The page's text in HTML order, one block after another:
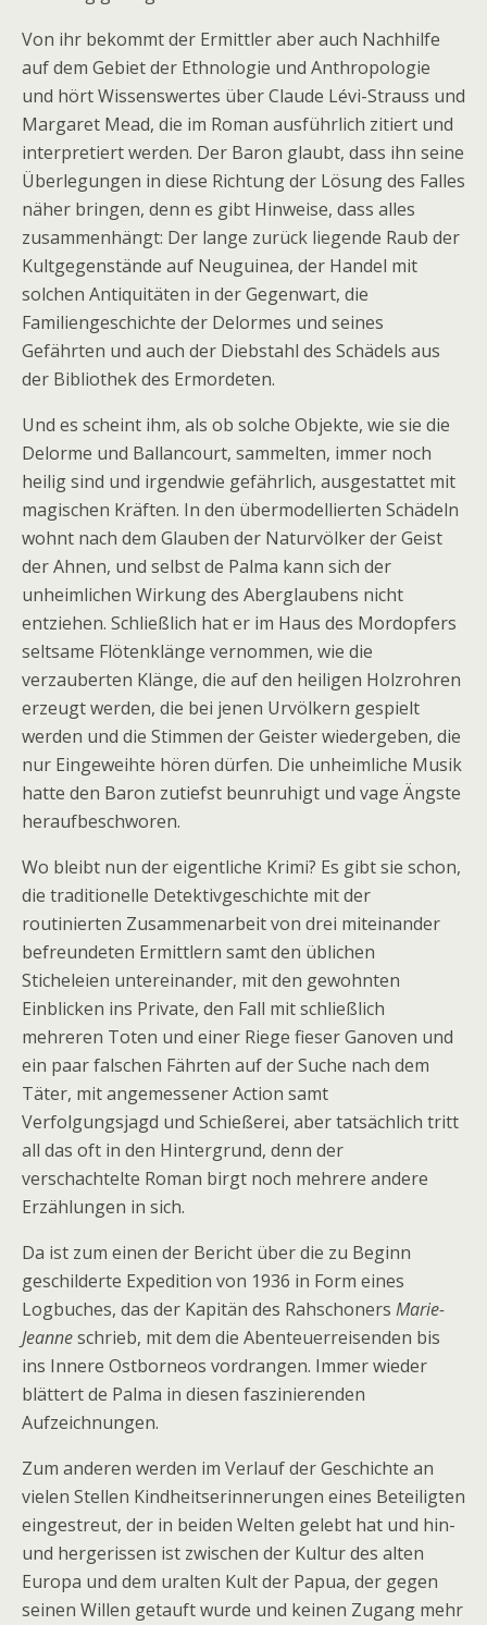
Von ihr bekommt der Ermittler aber auch Nachhilfe
auf dem Gebiet der Ethnologie und Anthropologie
und hört Wissenswertes über Claude Lévi-Strauss und
Margaret Mead, die im Roman ausführlich zitiert und
interpretiert werden. Der Baron glaubt, dass ihn seine
Überlegungen in diese Richtung der Lösung des Falles
näher bringen, denn es gibt Hinweise, dass alles
zusammenhängt: Der lange zurück liegende Raub der
Kultgegenstände auf Neuguinea, der Handel mit
solchen Antiquitäten in der Gegenwart, die
Familiengeschichte der Delormes und seines
Gefährten und auch der Diebstahl des Schädels aus
der Bibliothek des Ermordeten.
Und es scheint ihm, als ob solche Objekte, wie sie die
Delorme und Ballancourt, sammelten, immer noch
heilig sind und irgendwie gefährlich, ausgestattet mit
magischen Kräften. In den übermodellierten Schädeln
wohnt nach dem Glauben der Naturvölker der Geist
der Ahnen, und selbst de Palma kann sich der
unheimlichen Wirkung des Aberglaubens nicht
entziehen. Schließlich hat er im Haus des Mordopfers
seltsame Flötenklänge vernommen, wie die
verzauberten Klänge, die auf den heiligen Holzrohren
erzeugt werden, die bei jenen Urvölkern gespielt
werden und die Stimmen der Geister wiedergeben, die
nur Eingeweihte hören dürfen. Die unheimliche Musik
hatte den Baron zutiefst beunruhigt und vage Ängste
heraufbeschworen.
Wo bleibt nun der eigentliche Krimi? Es gibt sie schon,
die traditionelle Detektivgeschichte mit der
routinierten Zusammenarbeit von drei miteinander
befreundeten Ermittlern samt den üblichen
Sticheleien untereinander, mit den gewohnten
Einblicken ins Private, den Fall mit schließlich
mehreren Toten und einer Riege fieser Ganoven und
ein paar falschen Fährten auf der Suche nach dem
Täter, mit angemessener Action samt
Verfolgungsjagd und Schießerei, aber tatsächlich tritt
all das oft in den Hintergrund, denn der
verschachtelte Roman birgt noch mehrere andere
Erzählungen in sich.
Da ist zum einen der Bericht über die zu Beginn
geschilderte Expedition von 1936 in Form eines
Logbuches, das der Kapitän des Rahschoners Marie-
Jeanneschrieb, mit dem die Abenteuerreisenden bis
ins Innere Ostborneos vordrangen. Immer wieder
blättert de Palma in diesen faszinierenden
Aufzeichnungen.
Zum anderen werden im Verlauf der Geschichte an
vielen Stellen Kindheitserinnerungen eines Beteiligten
eingestreut, der in beiden Welten gelebt hat und hin-
und hergerissen ist zwischen der Kultur des alten
Europa und dem uralten Kult der Papua, der gegen
seinen Willen getauft wurde und keinen Zugang mehr